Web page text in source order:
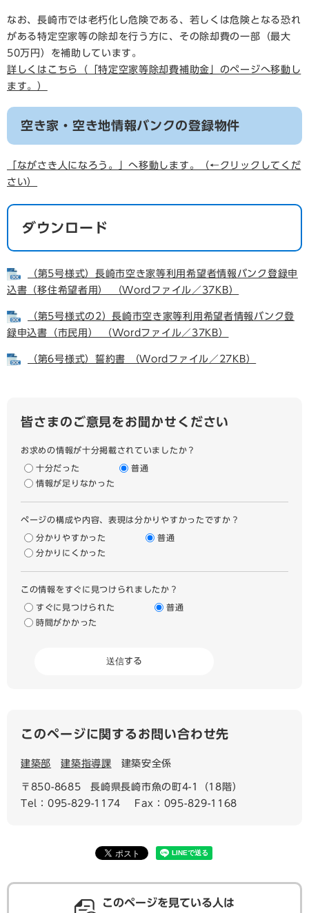
なお、長崎市では老朽化し危険である、若しくは危険となる恐れ
がある特定空家等の除却を行う方に、その除却費の一部（最大
50万円）を補助しています。
詳しくはこちら（「特定空家等除却費補助金」のページへ移動し
ます。）
空き家・空き地情報バンクの登録物件
「ながさき人になろう。」へ移動します。（←クリックしてくだ
さい）
ダウンロード
（第5号様式）長崎市空き家等利用希望者情報バンク登録申
込書（移住希望者用） （Wordファイル／37KB）
（第5号様式の2）長崎市空き家等利用希望者情報バンク登
録申込書（市民用） （Wordファイル／37KB）
（第6号様式）誓約書 （Wordファイル／27KB）
皆さまのご意見をお聞かせください
お求めの情報が十分掲載されていましたか？
十分だった
普通
情報が足りなかった
ページの構成や内容、表現は分かりやすかったですか？
分かりやすかった
普通
分かりにくかった
この情報をすぐに見つけられましたか？
すぐに見つけられた
普通
時間がかかった
このページに関するお問い合わせ先
建築部 建築指導課 建築安全係
〒850-8685
長崎県長崎市魚の町4-1（18階）
Tel：095-829-1174
Fax：095-829-1168
このページを見ている人は